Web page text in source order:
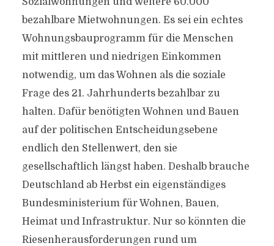
bezahlbare Mietwohnungen. Es sei ein echtes
Wohnungsbauprogramm für die Menschen
mit mittleren und niedrigen Einkommen
notwendig, um das Wohnen als die soziale
Frage des 21. Jahrhunderts bezahlbar zu
halten. Dafür benötigten Wohnen und Bauen
auf der politischen Entscheidungsebene
endlich den Stellenwert, den sie
gesellschaftlich längst haben. Deshalb brauche
Deutschland ab Herbst ein eigenständiges
Bundesministerium für Wohnen, Bauen,
Heimat und Infrastruktur. Nur so könnten die
Riesenherausforderungen rund um